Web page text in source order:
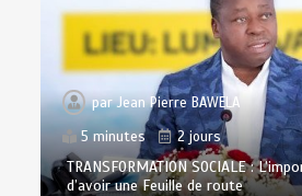
parJean Pierre BAWELA
5 minutes
2 jours
TRANSFORMATION SOCIALE :
d’avoir une Feuille de route